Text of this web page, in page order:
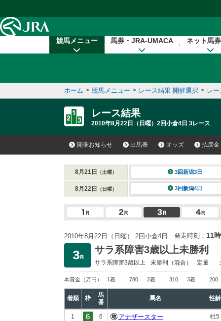
競馬メニュー 馬券・JRA-UMACA ネット馬
ホーム > 競馬メニュー > レース結果 開催選択 > レ
レース結果
2010年8月22日（日曜）2回小倉4日 3レース
開催お知らせ 出馬表 オッズ 払戻金
8月21日 （土曜） 3回新潟3日
8月22日 （日曜） 3回新潟4日
2010年8月22日（日曜） 2回小倉4日 発走時刻： 11
サラ系障害3歳以上未勝利
サラ系障害3歳以上 未勝利 （混合） 定量
本賞金 （万円） 1着 780 2着 310 3着 200
着順 枠
馬
番
馬名 性齢
1 6 アナザースター 牡5